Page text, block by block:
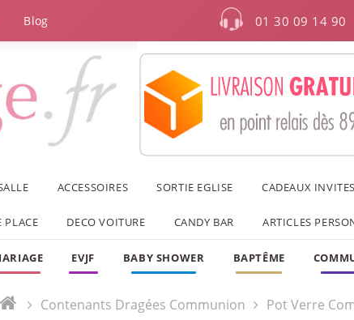
Blog 01 30 09 14 90
ACCESSOIRES SORTIE EGLISE CADEAUX INVITES
PLACE DECO VOITURE CANDY BAR ARTICLES
EVJF BABY SHOWER BAPTÊME
Contenants Dragées Communion Pot Verre